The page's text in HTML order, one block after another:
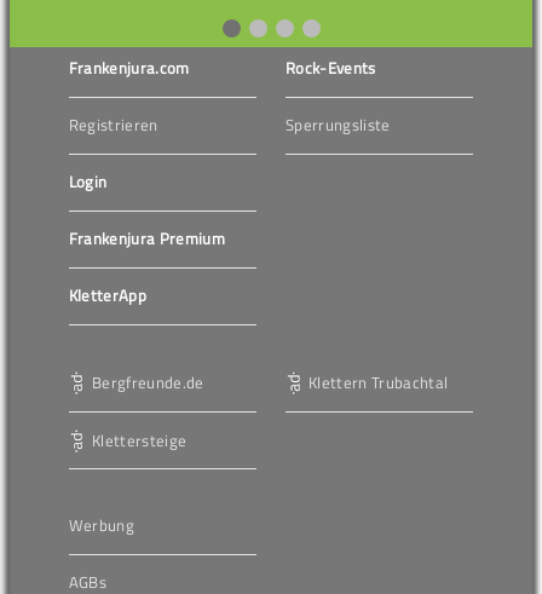
Frankenjura.com
Registrieren
Login
Frankenjura Premium
KletterApp
Rock-Events
Sperrungsliste
Bergfreunde.de
Klettersteige
Klettern Trubachtal
Werbung
AGBs